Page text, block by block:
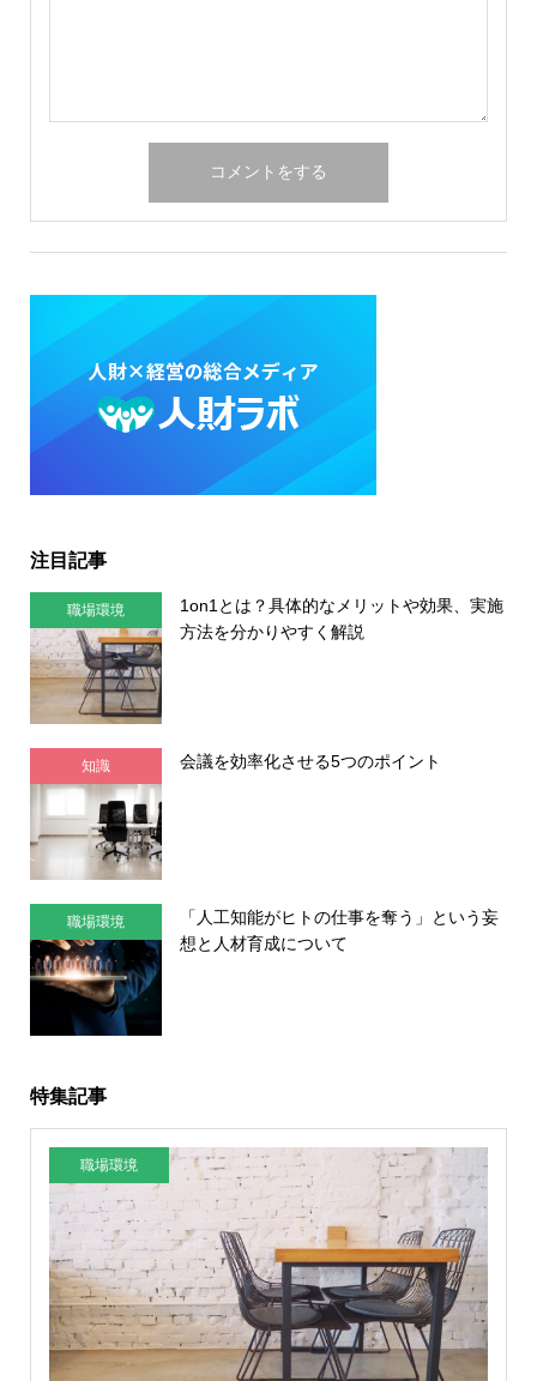
注目記事
職場環境
1on1とは？具体的なメリットや効果、実施
方法を分かりやすく解説
知識 会議を効率化させる5つのポイント
職場環境
「人工知能がヒトの仕事を奪う」という妄
想と人材育成について
特集記事
職場環境